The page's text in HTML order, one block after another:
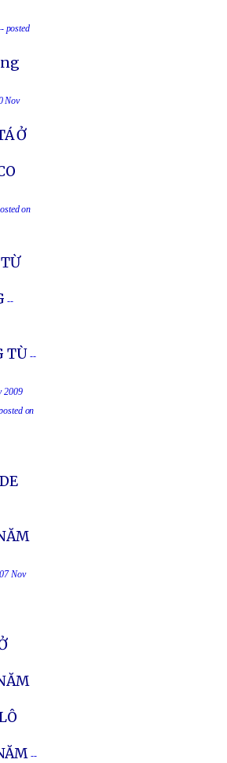
posted
Nov
Ở
on
--
TÙ --
2009
on
Nov
--